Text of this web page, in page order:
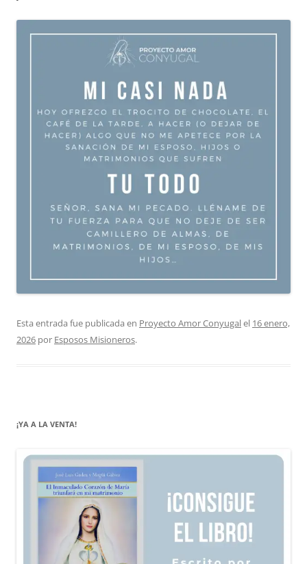
Esta entrada fue publicada en Proyecto Amor Conyugalel 16 enero,
2026 por Esposos Misioneros.
¡YA A LA VENTA!